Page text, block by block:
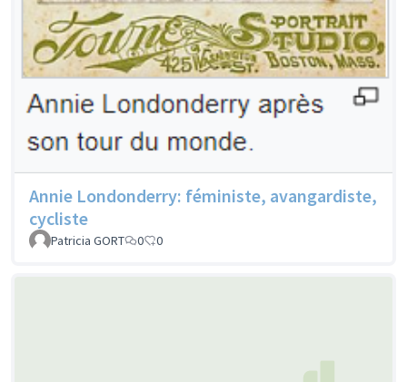
Annie Londonderry: féministe, avangardiste,
cycliste
Patricia GORT 0 0